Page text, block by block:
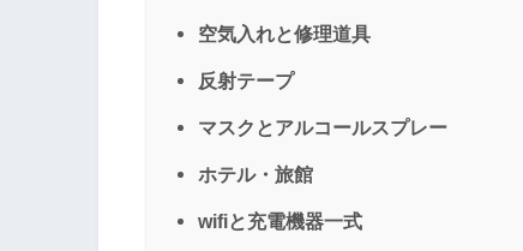
空気入れと修理道具
反射テープ
マスクとアルコールスプレー
ホテル・旅館
wifiと充電機器一式